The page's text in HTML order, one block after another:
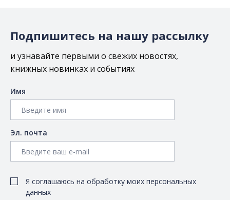
Подпишитесь на нашу рассылку
и узнавайте первыми о свежих новостях,
книжных новинках и событиях
Имя
Эл. почта
Я соглашаюсь на обработку моих персональных
данных